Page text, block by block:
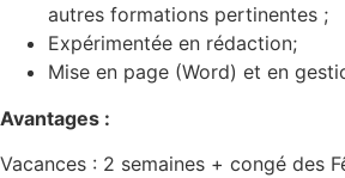
autres formations pertinentes ;
Expérimentée en rédaction;
Mise en page (Word) et en
Avantages :
Vacances : 2 semaines + congé des